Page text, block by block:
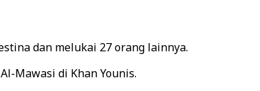
dan melukai 27 orang lainnya.
Mawasi di Khan Younis.